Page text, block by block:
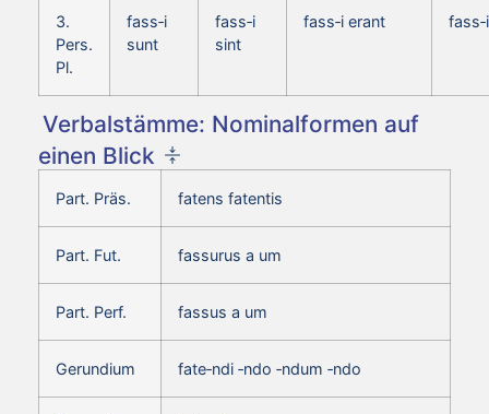
3.
Pers.
Pl.
fass‑i
sunt
fass‑i
sint
fass‑i erant
Verbalstämme: Nominalformen auf
einen Blick
Part. Präs. fatens fatentis
Part. Fut. fassurus a um
Part. Perf. fassus a um
Gerundium fate‑ndi ‑ndo ‑ndum ‑ndo